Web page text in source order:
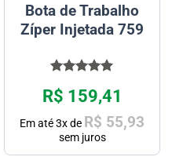
Bota de Trabalho
Zíper Injetada 759
5.00 de 5
R$ 159,41
Em até3x de R$ 55,93
sem juros